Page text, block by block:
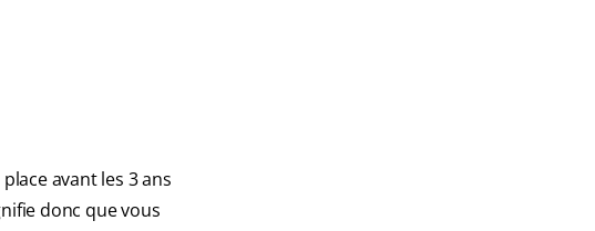
avant les 3 ans
donc que vous